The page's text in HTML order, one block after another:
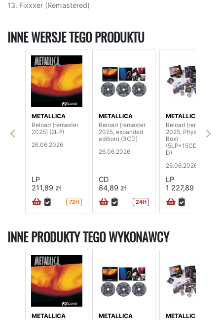
13. Fixxxer (Remastered)
INNE WERSJE TEGO PRODUKTU
METALLICA
Reload (remaster
2025) (2LP)
26.06.2026
LP
211,89 zł
72H
METALLICA
Reload (remaster
2025, expanded
edition) (3CD)
26.06.2026
CD
84,89 zł
24H
METALLICA
Reload (remaster
2025, Physical
Box)
(5LP+15CD+4DV
D)
26.06.2026
LP
1 227,89 zł
INNE PRODUKTY TEGO WYKONAWCY
METALLICA
METALLICA
METALLICA